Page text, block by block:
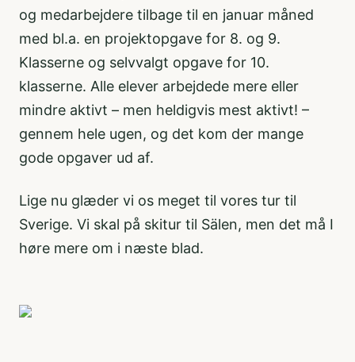
og medarbejdere tilbage til en januar måned
med bl.a. en projektopgave for 8. og 9.
Klasserne og selvvalgt opgave for 10.
klasserne. Alle elever arbejdede mere eller
mindre aktivt – men heldigvis mest aktivt! –
gennem hele ugen, og det kom der mange
gode opgaver ud af.
Lige nu glæder vi os meget til vores tur til
Sverige. Vi skal på skitur til Sälen, men det må I
høre mere om i næste blad.